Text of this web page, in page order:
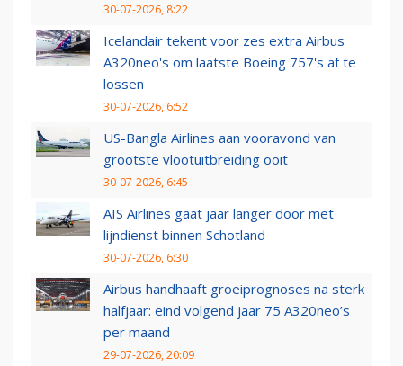
30-07-2026, 8:22
Icelandair tekent voor zes extra Airbus
A320neo's om laatste Boeing 757's af te
lossen
30-07-2026, 6:52
US-Bangla Airlines aan vooravond van
grootste vlootuitbreiding ooit
30-07-2026, 6:45
AIS Airlines gaat jaar langer door met
lijndienst binnen Schotland
30-07-2026, 6:30
Airbus handhaaft groeiprognoses na sterk
halfjaar: eind volgend jaar 75 A320neo’s
per maand
29-07-2026, 20:09